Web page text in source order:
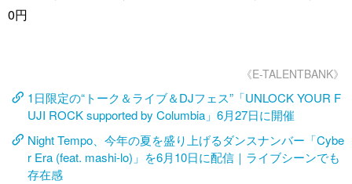
0円
《E-TALENTBANK》
1日限定の“トーク＆ライブ＆DJフェス”「UNLOCK YOUR F
UJI ROCK supported by Columbia」6月27日に開催
Night Tempo、今年の夏を盛り上げるダンスナンバー「Cybe
r Era (feat. mashi-lo)」を6月10日に配信｜ライブシーンでも
存在感